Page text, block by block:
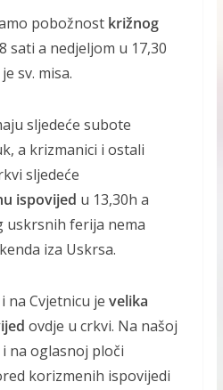
pobožnost križnog
sati a nedjeljom u 17,30
sv. misa.
sljedeće subote
a krizmanici i ostali
sljedeće
ispovijed u 13,30h a
uskrsnih ferija nema
iza Uskrsa.
na Cvjetnicu je velika
ovdje u crkvi. Na našoj
na oglasnoj ploči
korizmenih ispovijedi